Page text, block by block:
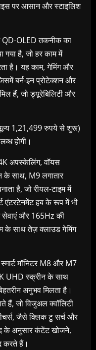
पर आसान और स्टाइलिश
QD-OLED तकनीक का
है, जो हर काम में
है। यह काम, गेमिंग और
बर्न-इन प्रोटेक्शन और
हैं, जो ड्यूरेबिलिटी और
1,21,499 रुपये से शुरू)
होगी।
4K अपस्केलिंग, वॉयस
के साथ, M9 लगातार
है, जो रीयल-टाइम में
एंटरटेनमेंट हब के रूप में भी
सेवाएं और 165Hz की
के साथ तेज़ क्लाउड गेमिंग
मॉनिटर M8 और M7
UHD स्क्रीन के साथ
अनुभव मिलता है।
हैं, जो विजुअल क्‍वॉलिटी
जैसे क्लिक टु सर्च और
के अनुसार कंटेंट खोजने,
करते हैं।